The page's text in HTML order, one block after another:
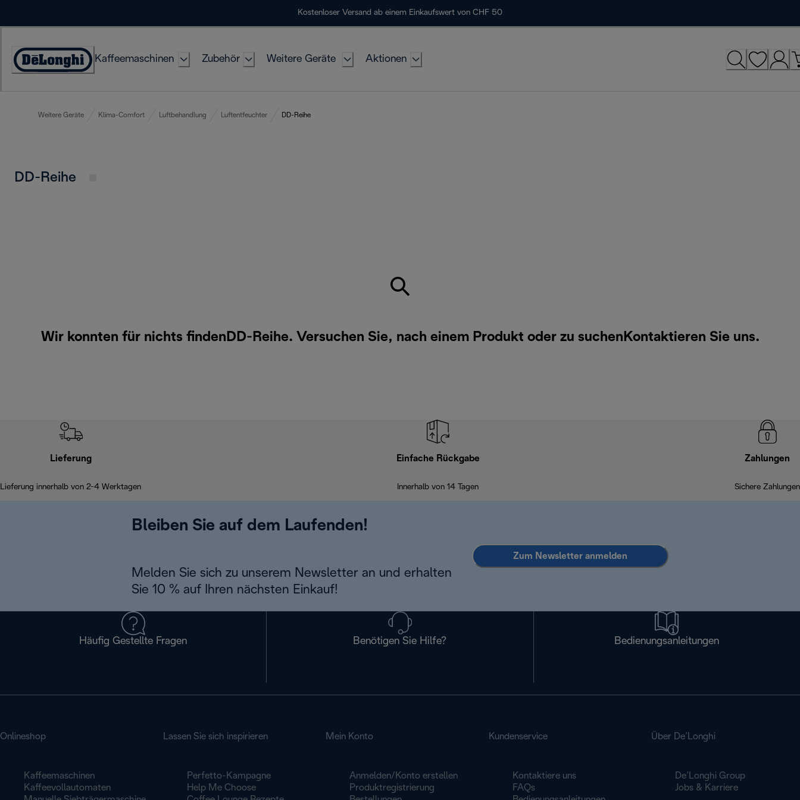
Kostenloser Versand ab einem Einkaufswert von CHF 50
Erklärung
Kaffeemaschinen Zubehör Weitere Geräte Aktionen
Weitere Geräte Klima-Comfort Luftbehandlung Luftentfeuchter DD-Reihe
DD-Reihe
Wir konnten für nichts findenDD-Reihe. Versuchen Sie, nach einem Produkt oder zu suchen Kontaktieren Sie uns.
Lieferung
Lieferung innerhalb von 2-4 Werktagen
Einfache Rückgabe
Innerhalb von 14 Tagen
Zahlungen
Sichere Zahlungen
Bleiben Sie auf dem Laufenden!
Melden Sie sich zu unserem Newsletter an und erhalten
Sie 10 % auf Ihren nächsten Einkauf!
Zum Newsletter anmelden
Häufig Gestellte Fragen Benötigen Sie Hilfe? Bedienungsanleitungen
Onlineshop
Kaffeemaschinen
Kaffeevollautomaten
Lassen Sie sich inspirieren
Perfetto-Kampagne
Help Me Choose
Mein Konto
Anmelden/Konto erstellen
Produktregistrierung
Kundenservice
Kontaktiere uns
FAQs
Über De’Longhi
De’Longhi Group
Jobs & Karriere